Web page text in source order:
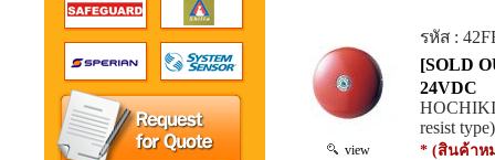
view
รหัส :
[SOLD
24VDC
HOCHIKI
resist
* (สินค้าห